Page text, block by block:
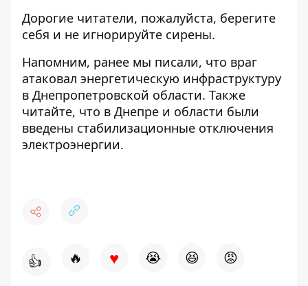
Дорогие читатели, пожалуйста, берегите
себя и не игнорируйте сирены.
Напомним, ранее мы писали, что враг
атаковал энергетическую инфраструктуру
в Днепропетровской области. Также
читайте, что в Днепре и области были
введены стабилизационные отключения
электроэнергии.
👍 🔥 ♥ 😭 😆 😡